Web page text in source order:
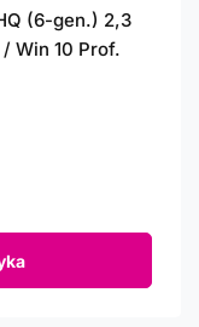
(6-gen.) 2,3
Win 10 Prof.